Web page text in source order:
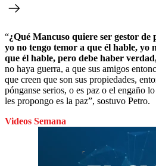
“¿Qué Mancuso quiere ser gestor de
yo no tengo temor a que él hable, yo
que él hable, pero debe haber
no haya guerra, a que sus amigos
que creen que son sus propiedades,
pónganse serios, o es paz o el engaño
les propongo es la paz”, sostuvo Petro.
Videos Semana